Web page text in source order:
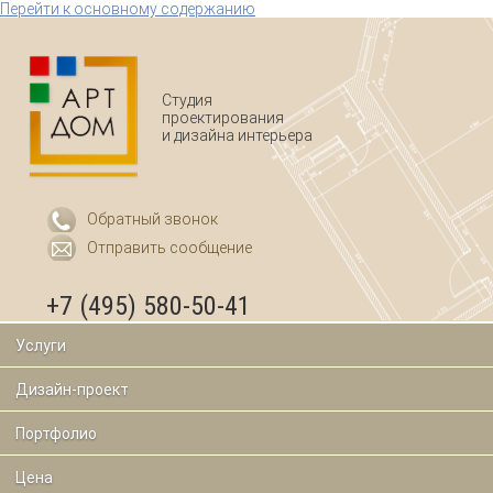
Перейти к основному содержанию
Студия
проектирования
и дизайна интерьера
Обратный звонок
Отправить сообщение
+7 (495) 580-50-41
Услуги
Дизайн-проект
Портфолио
Цена